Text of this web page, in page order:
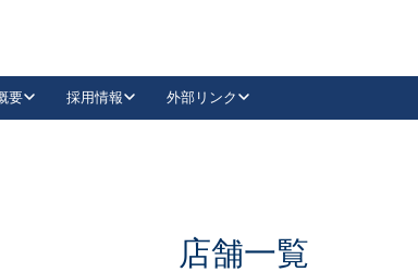
抗ウイルス・抗菌製品
要 採用情報 外部リンク
LinkedIn店舗一覧